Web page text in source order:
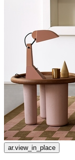
ar.view_in_place